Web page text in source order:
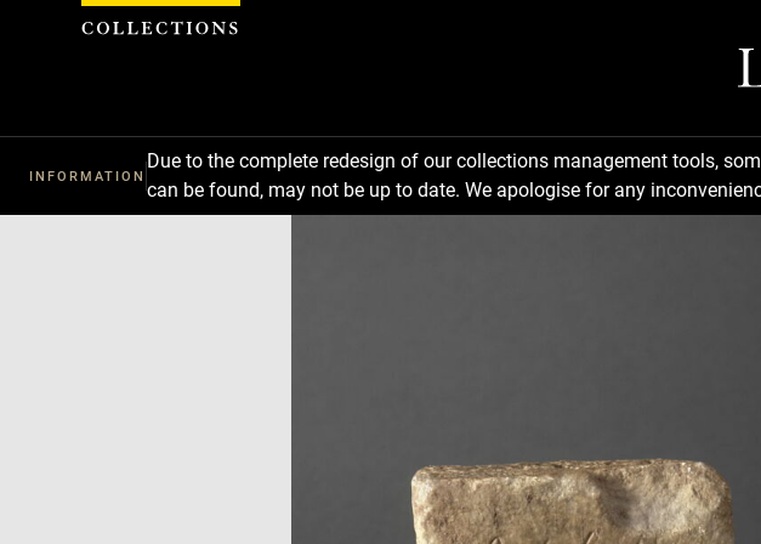
INFORMATION
Due to the complete redesign of our collections management tools,
can be found, may not be up to date. We apologise for any
Cookies management panel